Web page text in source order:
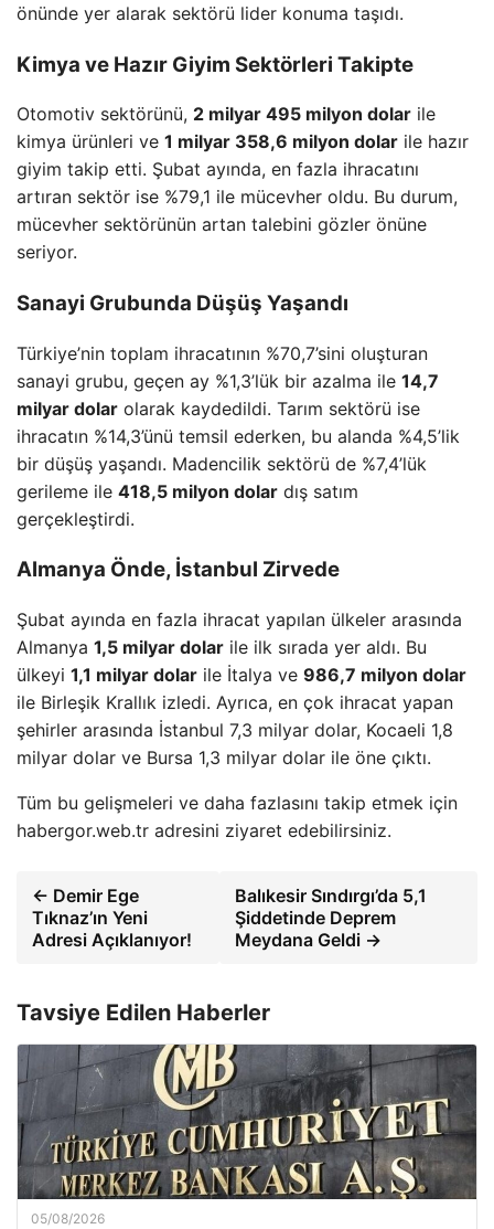
önünde yer alarak sektörü lider konuma taşıdı.
Kimya ve Hazır Giyim Sektörleri Takipte
Otomotiv sektörünü, 2 milyar 495 milyon dolar ile
kimya ürünleri ve 1 milyar 358,6 milyon dolar ile hazır
giyim takip etti. Şubat ayında, en fazla ihracatını
artıran sektör ise %79,1 ile mücevher oldu. Bu durum,
mücevher sektörünün artan talebini gözler önüne
seriyor.
Sanayi Grubunda Düşüş Yaşandı
Türkiye’nin toplam ihracatının %70,7’sini oluşturan
sanayi grubu, geçen ay %1,3’lük bir azalma ile 14,7
milyar dolar olarak kaydedildi. Tarım sektörü ise
ihracatın %14,3’ünü temsil ederken, bu alanda %4,5’lik
bir düşüş yaşandı. Madencilik sektörü de %7,4’lük
gerileme ile 418,5 milyon dolar dış satım
gerçekleştirdi.
Almanya Önde, İstanbul Zirvede
Şubat ayında en fazla ihracat yapılan ülkeler arasında
Almanya 1,5 milyar dolar ile ilk sırada yer aldı. Bu
ülkeyi 1,1 milyar dolar ile İtalya ve 986,7 milyon dolar
ile Birleşik Krallık izledi. Ayrıca, en çok ihracat yapan
şehirler arasında İstanbul 7,3 milyar dolar, Kocaeli 1,8
milyar dolar ve Bursa 1,3 milyar dolar ile öne çıktı.
Tüm bu gelişmeleri ve daha fazlasını takip etmek için
habergor.web.tr adresini ziyaret edebilirsiniz.
← Demir Ege
Tıknaz’ın Yeni
Adresi Açıklanıyor!
Balıkesir Sındırgı’da 5,1
Şiddetinde Deprem
Meydana Geldi →
Tavsiye Edilen Haberler
05/08/2026